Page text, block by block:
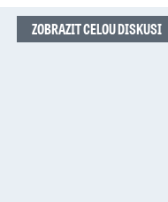
ZOBRAZIT CELOU DISKUSI